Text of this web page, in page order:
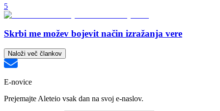
5
Skrbi me možev bojevit način izražanja vere
Naloži več člankov
E-novice
Prejemajte Aleteio vsak dan na svoj e-naslov.